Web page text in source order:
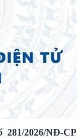
2026/NĐ-CP